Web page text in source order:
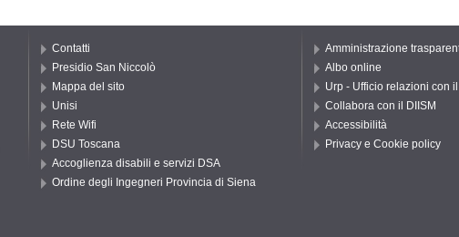
Contatti
Presidio San Niccolò
Mappa del sito
Unisi
Rete Wifi
DSU Toscana
Accoglienza disabili e servizi DSA
Ordine degli Ingegneri Provincia di Siena
Amministrazione
Albo online
Urp - Ufficio relazioni con
Collabora con il DIISM
Accessibilità
Privacy e Cookie policy